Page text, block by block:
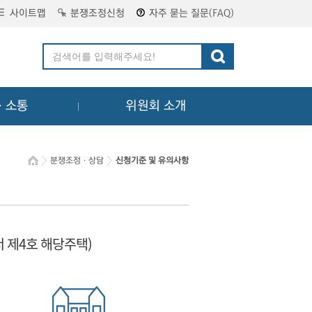
사이트맵 분쟁조정신청 자주 묻는 질문(FAQ)
소통 위원회 소개
분쟁조정ㆍ상담 신청기준 및 유의사항
제4호 해당주택)